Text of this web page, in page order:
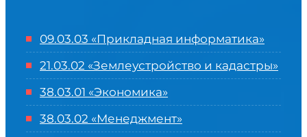
09.03.03 «Прикладная информатика»
21.03.02 «Землеустройство и кадастры»
38.03.01 «Экономика»
38.03.02 «Менеджмент»